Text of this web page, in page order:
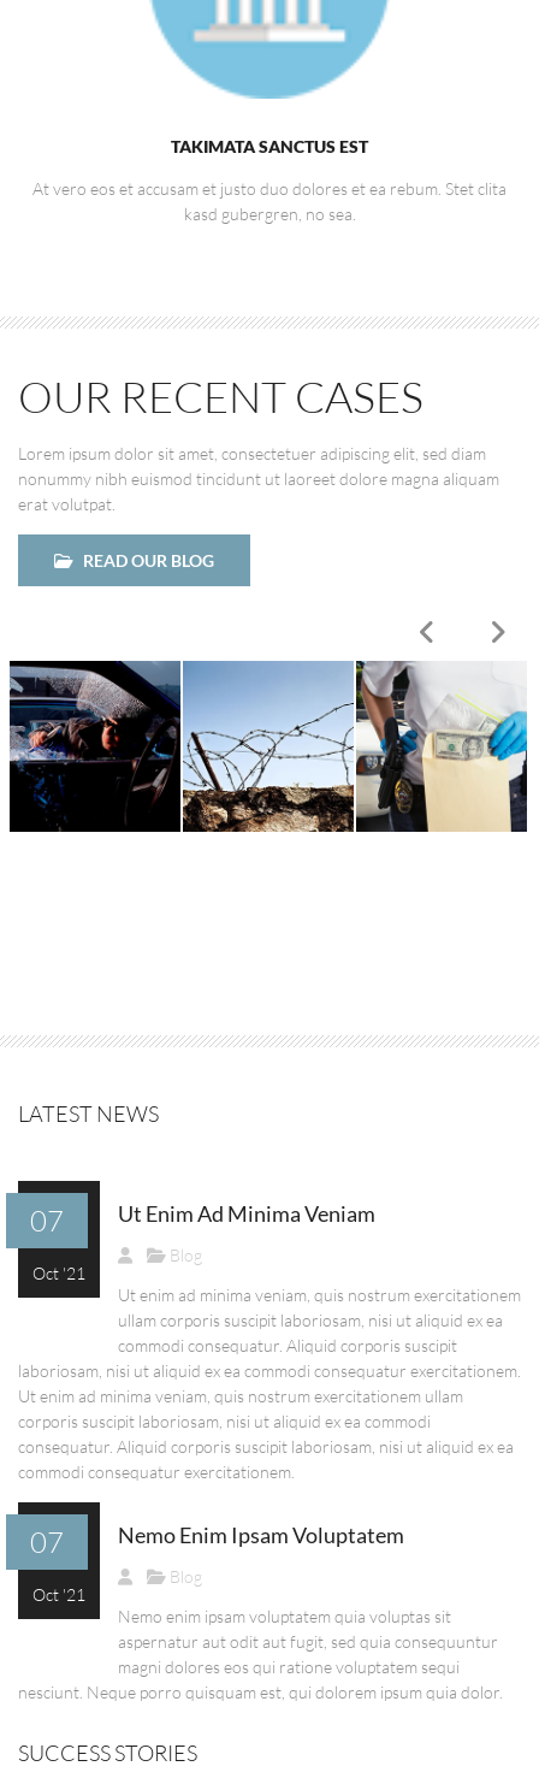
TAKIMATA SANCTUS EST
At vero eos et accusam et justo duo dolores et ea rebum. Stet clita
kasd gubergren, no sea.
OUR RECENT CASES
Lorem ipsum dolor sit amet, consectetuer adipiscing elit, sed diam
nonummy nibh euismod tincidunt ut laoreet dolore magna aliquam
erat volutpat.
READ OUR BLOG
LATEST NEWS
07
Oct '21
Ut Enim Ad Minima Veniam
Blog
Ut enim ad minima veniam, quis nostrum exercitationem
ullam corporis suscipit laboriosam, nisi ut aliquid ex ea
commodi consequatur. Aliquid corporis suscipit
laboriosam, nisi ut aliquid ex ea commodi consequatur exercitationem.
Ut enim ad minima veniam, quis nostrum exercitationem ullam
corporis suscipit laboriosam, nisi ut aliquid ex ea commodi
consequatur. Aliquid corporis suscipit laboriosam, nisi ut aliquid ex ea
commodi consequatur exercitationem.
07
Oct '21
Nemo Enim Ipsam Voluptatem
Blog
Nemo enim ipsam voluptatem quia voluptas sit
aspernatur aut odit aut fugit, sed quia consequuntur
magni dolores eos qui ratione voluptatem sequi
nesciunt. Neque porro quisquam est, qui dolorem ipsum quia dolor.
SUCCESS STORIES